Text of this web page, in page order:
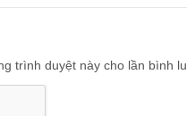
trình duyệt này cho lần bình